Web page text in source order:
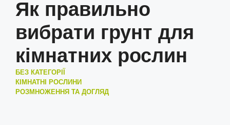
Як правильно
вибрати грунт для
кімнатних рослин
БЕЗ КАТЕГОРІЇ
КІМНАТНІ РОСЛИНИ
РОЗМНОЖЕННЯ ТА ДОГЛЯД